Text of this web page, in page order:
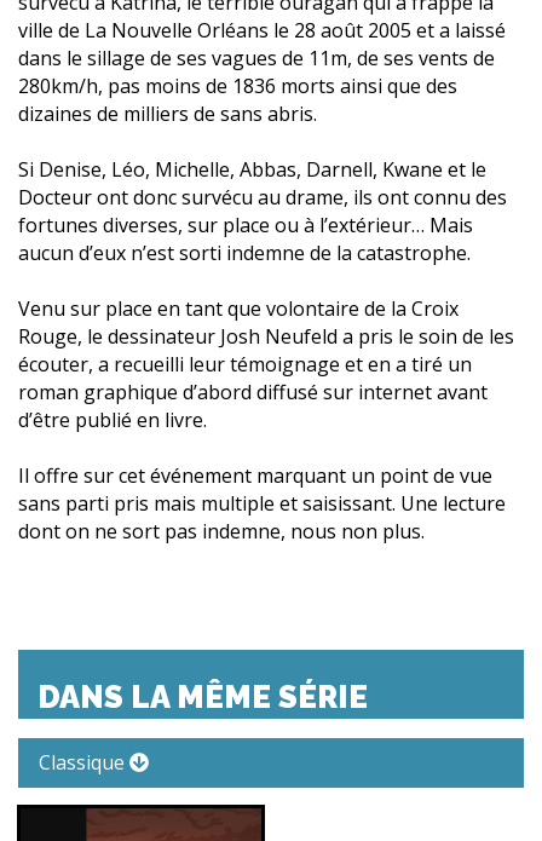
ville de La Nouvelle Orléans le 28 août 2005 et a laissé
dans le sillage de ses vagues de 11m, de ses vents de
280km/h, pas moins de 1836 morts ainsi que des
dizaines de milliers de sans abris.
Si Denise, Léo, Michelle, Abbas, Darnell, Kwane et le
Docteur ont donc survécu au drame, ils ont connu des
fortunes diverses, sur place ou à l’extérieur… Mais
aucun d’eux n’est sorti indemne de la catastrophe.
Venu sur place en tant que volontaire de la Croix
Rouge, le dessinateur Josh Neufeld a pris le soin de les
écouter, a recueilli leur témoignage et en a tiré un
roman graphique d’abord diffusé sur internet avant
d’être publié en livre.
Il offre sur cet événement marquant un point de vue
sans parti pris mais multiple et saisissant. Une lecture
dont on ne sort pas indemne, nous non plus.
DANS LA MÊME SÉRIE
Classique